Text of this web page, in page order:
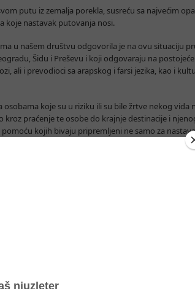
putu iz zemalja porekla, susreću sa najvećim
koje nastavak putovanja nosi.
u našem društvu odgovorila je na ovu situaciju
Šidu i Preševu i koji odgovaraju na
ali i prevodioci sa arapskog i farsi jezika, kao i
koje su u riziku ili su bile žrtve nekog vida
praćenje te osobe do krajnje destinacije i
kojih bivaju pripremljeni ne samo za
počeli smo da radimo na sveobuhvatnom
Francuske pri UNO i drugim međunarodnim
sistema zaštite koji bi pomogao
postojeće izazove sa kojima se suočavaju u vezi
u Srbiji i zemljama u regionu očekujemo više
i sveobuhvatnu podršku koju nemaju na
Gesellschaft für Internationale
pri UNO i drugim međunarodnim
Stiftung.